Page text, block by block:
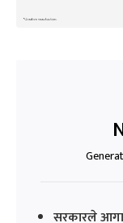
सरकारले